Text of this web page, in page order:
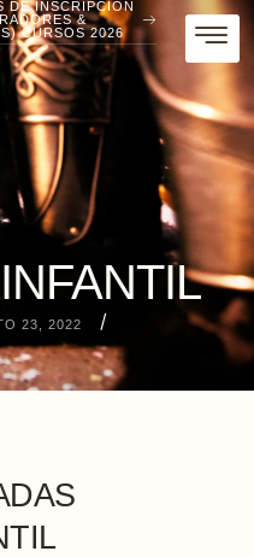
DE INSCRIPCIÓN
&
CURSOS 2026
23, 2022 /